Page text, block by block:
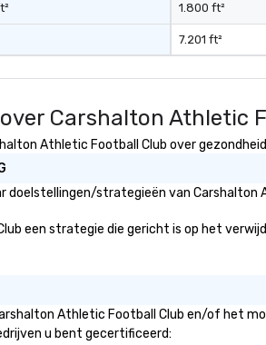
1.800 ft²
7.201 ft²
Carshalton Athletic
Athletic Football Club over
doelstellingen/strategieën van
een strategie die gericht is op het
Athletic Football Club en/of het
u bent gecertificeerd: